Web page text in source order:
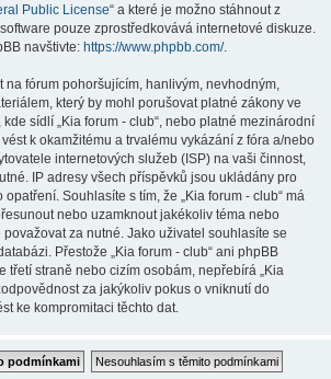
Public License“ a které je možno stáhnout z
pouze zprostředkovává internetové diskuze.
navštivte: https://www.phpbb.com/.
na fórum pohoršujícím, hanlivým, nevhodným,
který by mohl porušovat platné zákony ve
sídlí „Kia forum - club“, nebo platné mezinárodní
k okamžitému a trvalému vykázání z fóra a/nebo
internetových služeb (ISP) na vaši činnost,
IP adresy všech příspěvků jsou ukládány pro
Souhlasíte s tím, že „Kia forum - club“ má
nebo uzamknout jakékoliv téma nebo
za nutné. Jako uživatel souhlasíte se
Přestože „Kia forum - club“ ani phpBB
třetí straně nebo cizím osobám, nepřebírá „Kia
za jakýkoliv pokus o vniknutí do
ke kompromitaci těchto dat.